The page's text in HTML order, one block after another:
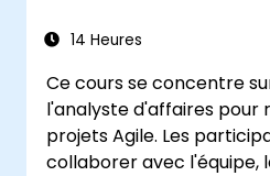
à traduire la stratégie en
clair d'outils pour
livrer des résultats
14 Heures
Ce cours se concentre
l'analyste d'affaires pour
projets Agile. Les
collaborer avec l'équipe,